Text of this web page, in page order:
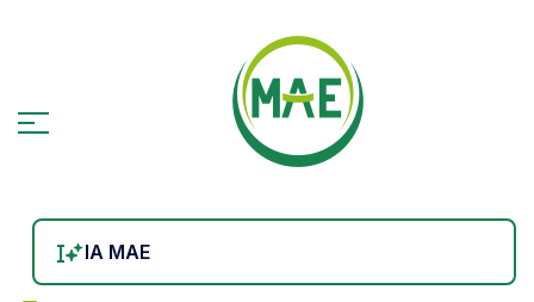
IA MAE